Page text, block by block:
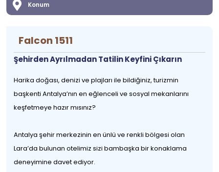
Konum
Falcon 1511
Şehirden Ayrılmadan Tatilin Keyfini Çıkarın
Harika doğası, denizi ve plajları ile bildiğiniz, turizmin
başkenti Antalya’nın en eğlenceli ve sosyal mekanlarını
keşfetmeye hazır mısınız?
Antalya şehir merkezinin en ünlü ve renkli bölgesi olan
Lara’da bulunan otelimiz sizi bambaşka bir konaklama
deneyimine davet ediyor.